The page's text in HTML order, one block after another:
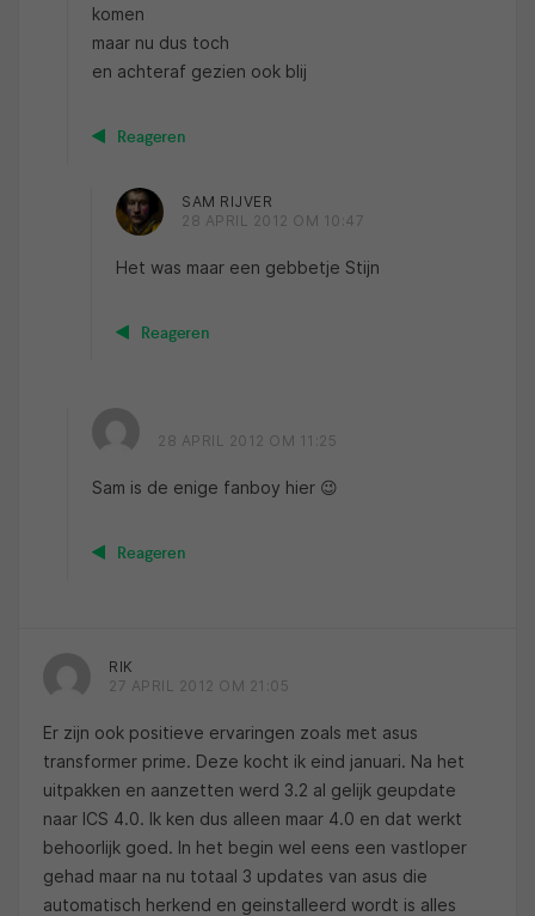
komen
maar nu dus toch
en achteraf gezien ook blij
Reageren
SAM RIJVER
28 APRIL 2012 OM 10:47
Het was maar een gebbetje Stijn
Reageren
28 APRIL 2012 OM 11:25
Sam is de enige fanboy hier 😉
Reageren
RIK
27 APRIL 2012 OM 21:05
Er zijn ook positieve ervaringen zoals met asus
transformer prime. Deze kocht ik eind januari. Na het
uitpakken en aanzetten werd 3.2 al gelijk geupdate
naar ICS 4.0. Ik ken dus alleen maar 4.0 en dat werkt
behoorlijk goed. In het begin wel eens een vastloper
gehad maar na nu totaal 3 updates van asus die
automatisch herkend en geinstalleerd wordt is alles